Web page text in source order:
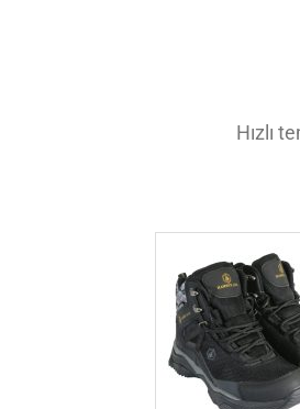
Hızlı